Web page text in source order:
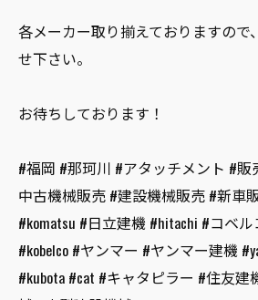
各メーカー取り揃えておりますので
せ下さい。
お待ちしております！
#福岡 #那珂川 #アタッチメント #販
中古機械販売 #建設機械販売 #新車
#komatsu #日立建機 #hitachi #コベ
#kobelco #ヤンマー #ヤンマー建機
#kubota #cat #キャタピラー #住友建